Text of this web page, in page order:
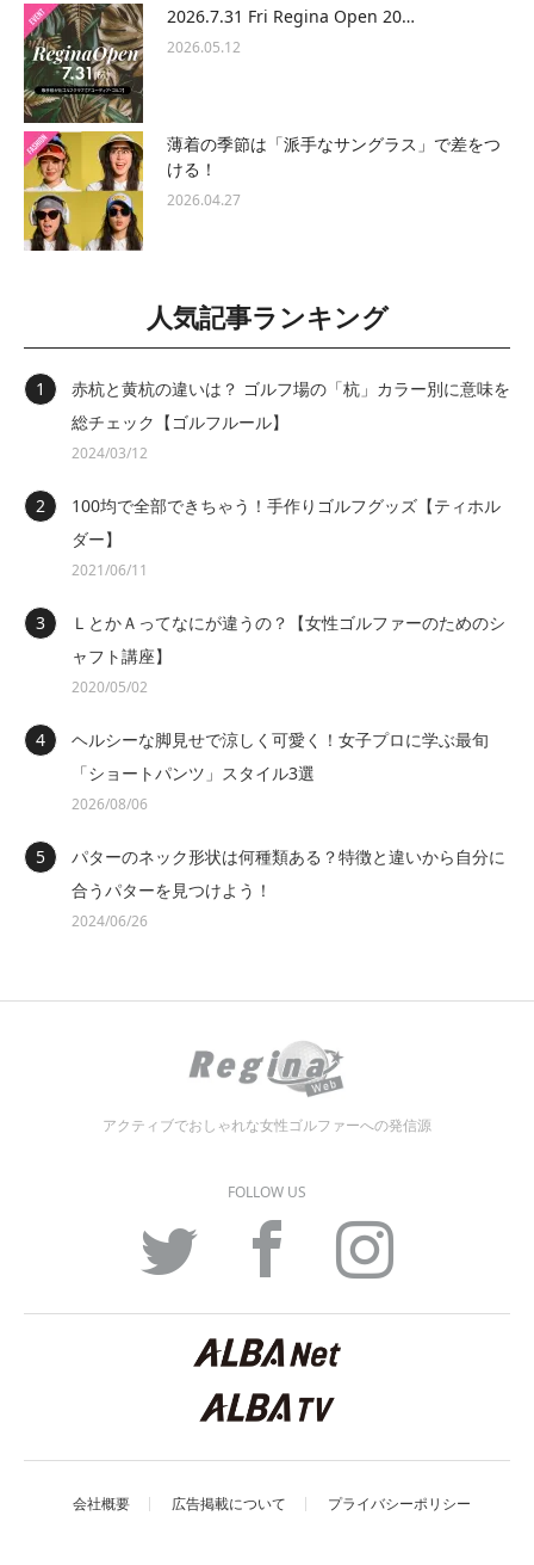
2026.7.31 Fri Regina Open 20…
2026.05.12
薄着の季節は「派手なサングラス」で差をつ
ける！
2026.04.27
人気記事ランキング
赤杭と黄杭の違いは？ ゴルフ場の「杭」カラー別に意味を
総チェック【ゴルフルール】
2024/03/12
100均で全部できちゃう！手作りゴルフグッズ【ティホル
ダー】
2021/06/11
ＬとかＡってなにが違うの？【女性ゴルファーのためのシ
ャフト講座】
2020/05/02
ヘルシーな脚見せで涼しく可愛く！女子プロに学ぶ最旬
「ショートパンツ」スタイル3選
2026/08/06
パターのネック形状は何種類ある？特徴と違いから自分に
合うパターを見つけよう！
2024/06/26
アクティブでおしゃれな女性ゴルファーへの発信源
FOLLOW US
Facebook Instagram
会社概要 広告掲載について プライバシーポリシー